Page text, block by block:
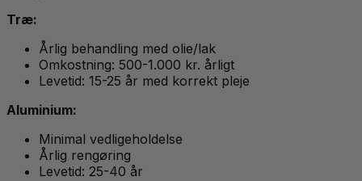
Træ:
Årlig behandling med olie/lak
Omkostning: 500-1.000 kr. årligt
Levetid: 15-25 år med korrekt pleje
Aluminium:
Minimal vedligeholdelse
Årlig rengøring
Levetid: 25-40 år